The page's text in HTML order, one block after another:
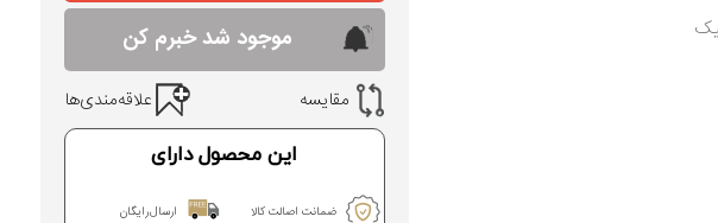
موجود شد خبرم کن
مقایسه علاقه‌مندی‌ها
این محصول دارای
ضمانت اصالت کالا ارسال رایگان